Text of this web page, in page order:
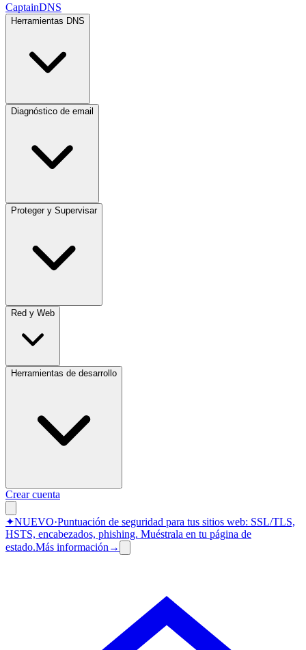
CaptainDNS
Herramientas DNS
Diagnóstico de email
Proteger y Supervisar
Red y Web
Herramientas de desarrollo
Crear cuenta
✦NUEVO·Puntuación de seguridad para tus sitios web: SSL/TLS,
HSTS, encabezados, phishing. Muéstrala en tu página de
estado.Más información →